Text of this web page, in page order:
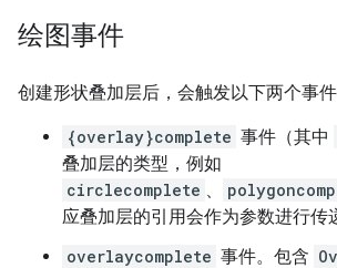
绘图事件
创建形状叠加层后，会触发以下两个事件
{overlay}complete 事件（其中
叠加层的类型，例如
circlecomplete 、
应叠加层的引用会作为参数进行传
overlaycomplete 事件。包含